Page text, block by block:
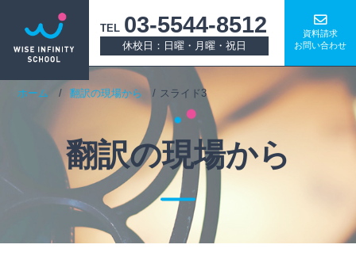
TEL 03-5544-8512
休校日：日曜・月曜・祝日
資料請求
お問い合わせ
ホーム 翻訳の現場から スライド3
翻訳の現場から